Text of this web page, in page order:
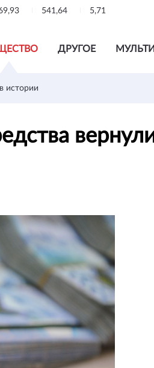
541,64 5,71
ДРУГОЕ
истории